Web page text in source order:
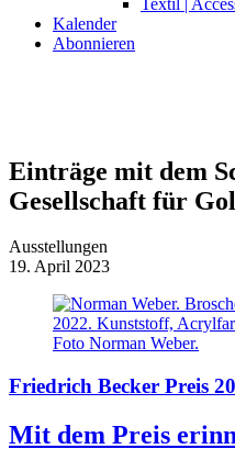
Kalender
Abonnieren
Einträge mit dem
Gesellschaft für
Ausstellungen
19. April 2023
Friedrich Becker Preis
Mit dem Preis